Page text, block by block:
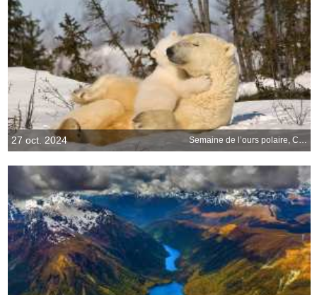
27 oct. 2024 Semaine de l’ours polaire, Canada